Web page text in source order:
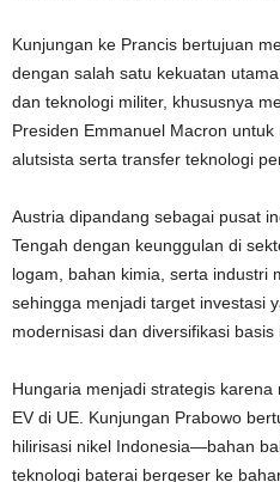
Kunjungan ke Prancis bertujuan
dengan salah satu kekuatan
dan teknologi militer, khususnya
Presiden Emmanuel Macron
alutsista serta transfer teknologi
Austria dipandang sebagai pusat
Tengah dengan keunggulan di
logam, bahan kimia, serta industri
sehingga menjadi target investasi
modernisasi dan diversifikasi
Hungaria menjadi strategis
EV di UE. Kunjungan Prabowo
hilirisasi nikel Indonesia—bahan
teknologi baterai bergeser ke